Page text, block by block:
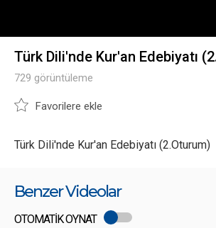
Türk Dili'nde Kur'an Edebiyatı
729 görüntüleme
Favorilere ekle
Türk Dili'nde Kur'an Edebiyatı (2.Oturum)
Benzer Videolar
OTOMATİK OYNAT